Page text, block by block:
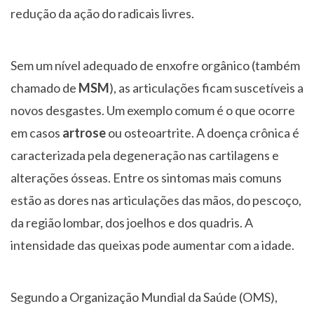
redução da ação do radicais livres.
Sem um nível adequado de enxofre orgânico (também
chamado de MSM), as articulações ficam suscetíveis a
novos desgastes. Um exemplo comum é o que ocorre
em casos artroseou osteoartrite. A doença crônica é
caracterizada pela degeneração nas cartilagens e
alterações ósseas. Entre os sintomas mais comuns
estão as dores nas articulações das mãos, do pescoço,
da região lombar, dos joelhos e dos quadris. A
intensidade das queixas pode aumentar com a idade.
Segundo a Organização Mundial da Saúde (OMS),